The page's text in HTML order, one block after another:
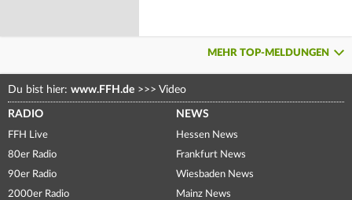
MEHR TOP-MELDUNGEN
Du bist hier: www.FFH.de >>> Video
RADIO
FFH Live
80er Radio
90er Radio
2000er Radio
NEWS
Hessen News
Frankfurt News
Wiesbaden News
Mainz News